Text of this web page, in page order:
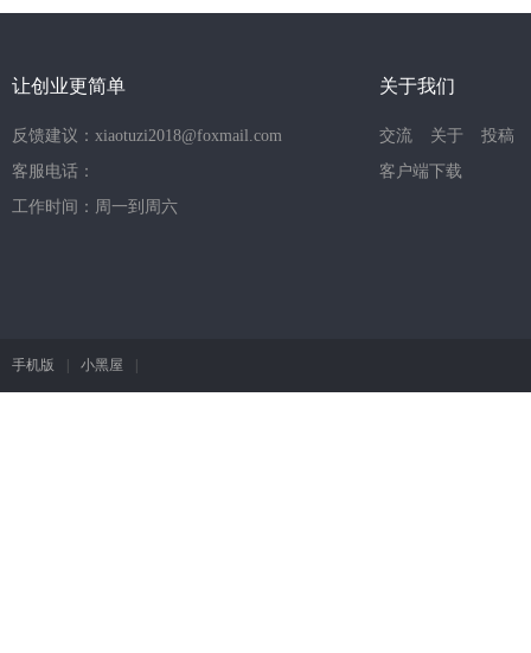
让创业更简单
反馈建议：xiaotuzi2018@foxmail.com
客服电话：
工作时间：周一到周六
关于我们
交流 关于
投稿
客户端下载
手机版 | 小黑屋 |